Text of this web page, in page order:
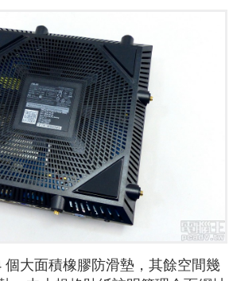
大面積橡膠防滑墊，其餘空間幾